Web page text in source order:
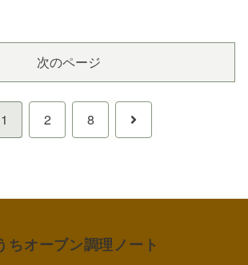
次のページ
1 2 8
次
ちオーブン調理ノート